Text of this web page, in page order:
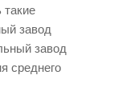
такие
завод
завод
среднего